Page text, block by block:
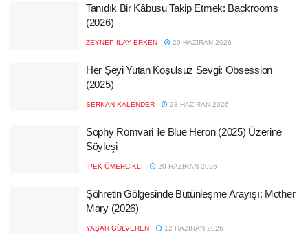
Tanıdık Bir Kâbusu Takip Etmek: Backrooms
(2026)
ZEYNEP İLAY ERKEN 29 HAZIRAN 2026
Her Şeyi Yutan Koşulsuz Sevgi: Obsession
(2025)
SERKAN KALENDER 23 HAZIRAN 2026
Sophy Romvari ile Blue Heron (2025) Üzerine
Söyleşi
İPEK ÖMERCIKLI 20 HAZIRAN 2026
Şöhretin Gölgesinde Bütünleşme Arayışı: Mother
Mary (2026)
YAŞAR GÜLVEREN 12 HAZIRAN 2026